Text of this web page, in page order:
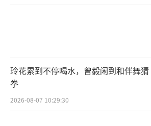
玲花累到不停喝水，曾毅闲到和伴舞猜
拳
2026-08-07 10:29:30